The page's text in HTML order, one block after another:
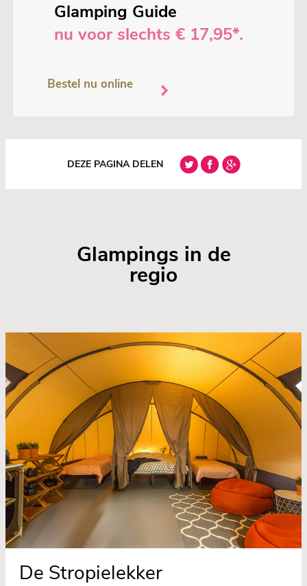
Glamping Guide
nu voor slechts € 17,95*.
Bestel nu online
DEZE PAGINA DELEN
Glampings in de
regio
De Stropielekker